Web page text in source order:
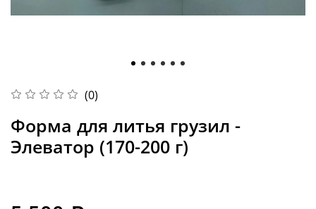
(0)
Форма для литья грузил -
Элеватор (170-200 г)